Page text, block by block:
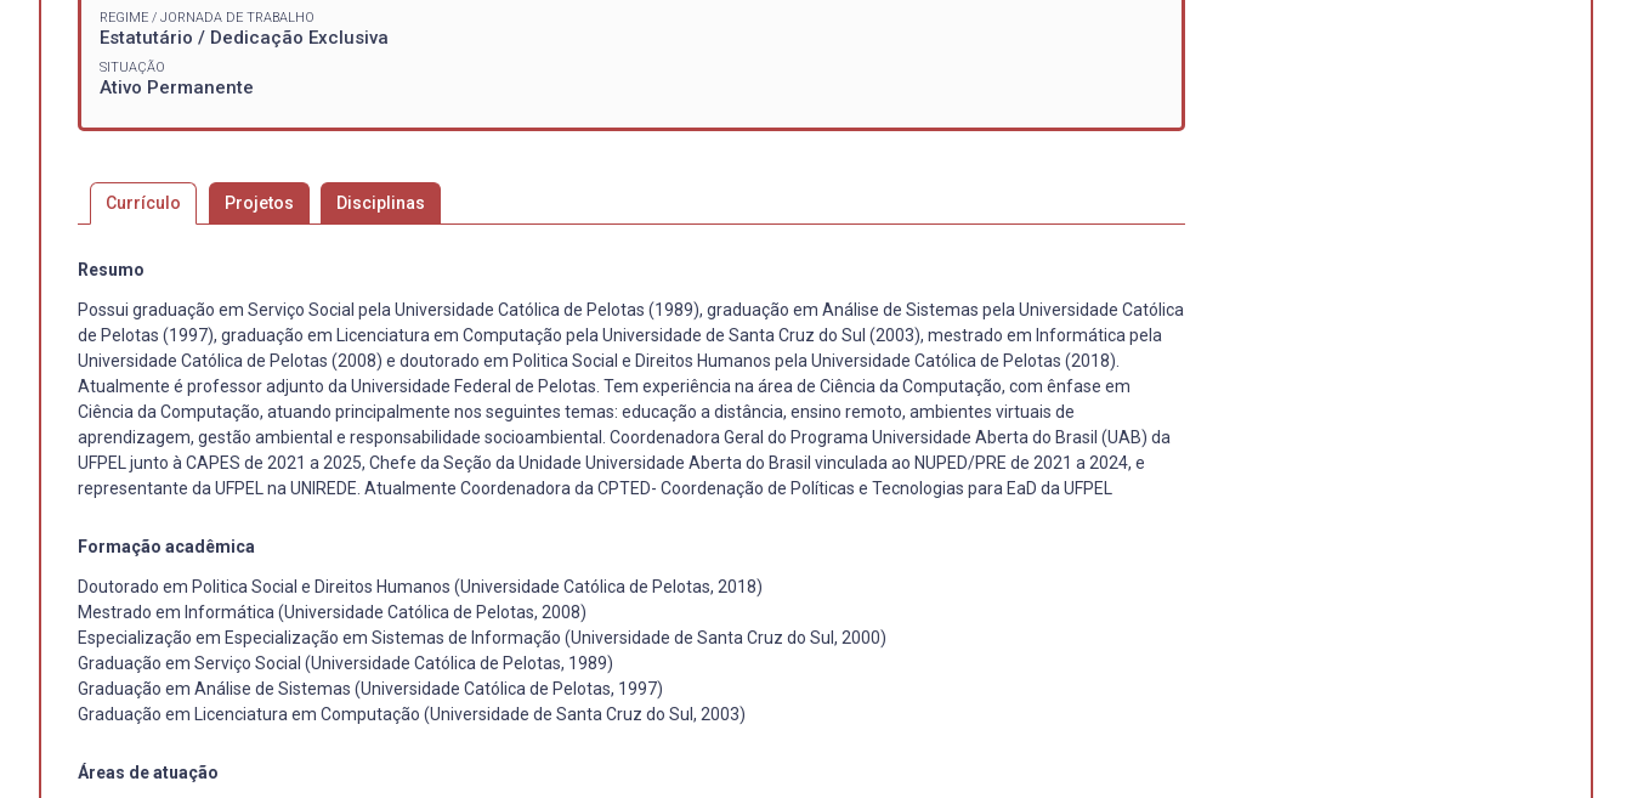
REGIME / JORNADA DE TRABALHO
Estatutário / Dedicação Exclusiva
SITUAÇÃO
Ativo Permanente
Currículo Projetos Disciplinas
Resumo
Possui graduação em Serviço Social pela Universidade Católica de Pelotas (1989), graduação em Análise de Sistemas pela Universidade Católica
de Pelotas (1997), graduação em Licenciatura em Computação pela Universidade de Santa Cruz do Sul (2003), mestrado em Informática pela
Universidade Católica de Pelotas (2008) e doutorado em Politica Social e Direitos Humanos pela Universidade Católica de Pelotas (2018).
Atualmente é professor adjunto da Universidade Federal de Pelotas. Tem experiência na área de Ciência da Computação, com ênfase em
Ciência da Computação, atuando principalmente nos seguintes temas: educação a distância, ensino remoto, ambientes virtuais de
aprendizagem, gestão ambiental e responsabilidade socioambiental. Coordenadora Geral do Programa Universidade Aberta do Brasil (UAB) da
UFPEL junto à CAPES de 2021 a 2025, Chefe da Seção da Unidade Universidade Aberta do Brasil vinculada ao NUPED/PRE de 2021 a 2024, e
representante da UFPEL na UNIREDE. Atualmente Coordenadora da CPTED- Coordenação de Políticas e Tecnologias para EaD da UFPEL
Formação acadêmica
Doutorado em Politica Social e Direitos Humanos (Universidade Católica de Pelotas, 2018)
Mestrado em Informática (Universidade Católica de Pelotas, 2008)
Especialização em Especialização em Sistemas de Informação (Universidade de Santa Cruz do Sul, 2000)
Graduação em Serviço Social (Universidade Católica de Pelotas, 1989)
Graduação em Análise de Sistemas (Universidade Católica de Pelotas, 1997)
Graduação em Licenciatura em Computação (Universidade de Santa Cruz do Sul, 2003)
Áreas de atuação